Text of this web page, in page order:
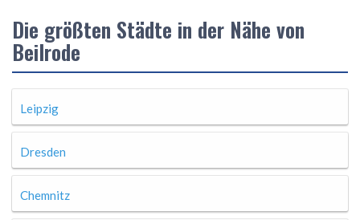
Die größten Städte in der Nähe von
Beilrode
Leipzig
Dresden
Chemnitz